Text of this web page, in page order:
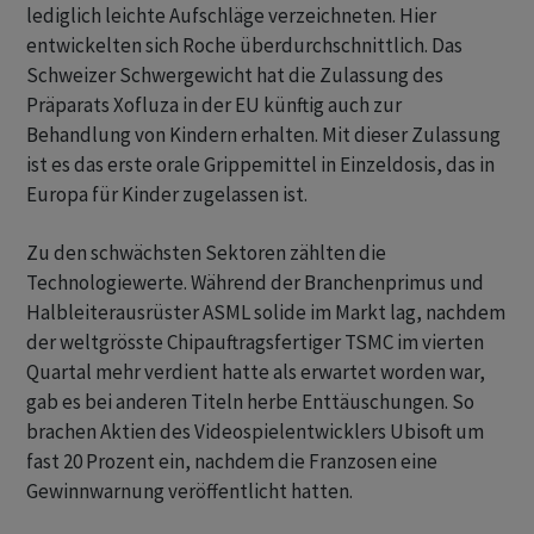
lediglich leichte Aufschläge verzeichneten. Hier
entwickelten sich Roche überdurchschnittlich. Das
Schweizer Schwergewicht hat die Zulassung des
Präparats Xofluza in der EU künftig auch zur
Behandlung von Kindern erhalten. Mit dieser Zulassung
ist es das erste orale Grippemittel in Einzeldosis, das in
Europa für Kinder zugelassen ist.
Zu den schwächsten Sektoren zählten die
Technologiewerte. Während der Branchenprimus und
Halbleiterausrüster ASML solide im Markt lag, nachdem
der weltgrösste Chipauftragsfertiger TSMC im vierten
Quartal mehr verdient hatte als erwartet worden war,
gab es bei anderen Titeln herbe Enttäuschungen. So
brachen Aktien des Videospielentwicklers Ubisoft um
fast 20 Prozent ein, nachdem die Franzosen eine
Gewinnwarnung veröffentlicht hatten.